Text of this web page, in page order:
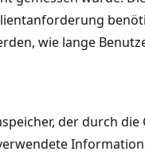
wie lange
der durch